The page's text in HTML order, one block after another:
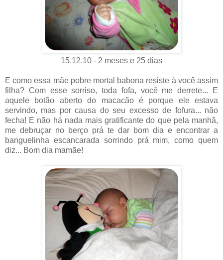
15.12.10 - 2 meses e 25 dias
E como essa mãe pobre mortal babona resiste à você assim
filha? Com esse sorriso, toda fofa, você me derrete... E
aquele botão aberto do macacão é porque ele estava
servindo, mas por causa do seu excesso de fofura... não
fecha! E não há nada mais gratificante do que pela manhã,
me debruçar no berço prá te dar bom dia e encontrar a
banguelinha escancarada sorrindo prá mim, como quem
diz... Bom dia mamãe!